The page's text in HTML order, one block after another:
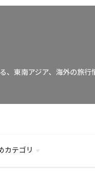
、東南アジア、海外の旅行
カテゴリ